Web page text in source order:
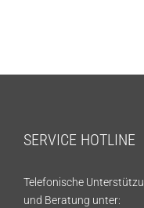
SERVICE HOTLINE
Telefonische
und Beratung unter: